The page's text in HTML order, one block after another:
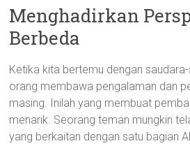
Menghadirkan
Berbeda
Ketika kita bertemu dengan
orang membawa pengalaman dan
masing. Inilah yang membuat
menarik. Seorang teman mungkin
yang berkaitan dengan satu bagian